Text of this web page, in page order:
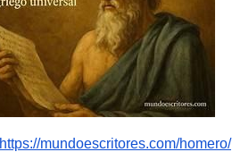
https://mundoescritores.com/homero/